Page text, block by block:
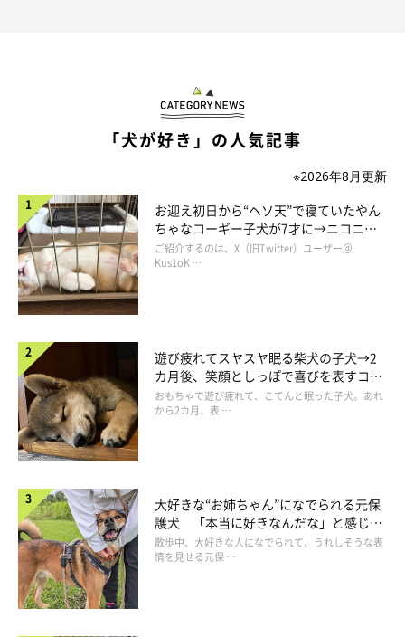
マロたんを抱えてその上からお布団を被せ、「だいじょうぶ〜こ
わくない〜♪」とオリジナルソングを歌いながらトントンして落
ち着かせています。なので、飼い主に乗っかると安心することを
そんな可愛いマロたんと寒すぎる今年の冬をどうにか乗り切るべ
く、北海道在住の友人が「ぬくい！」と絶賛している毛布を購入
してみました。「あたたかい〜♪」でおなじみのアレです。ほん
とにめっちゃぬくい！ぬくいのですが…毛皮を着ているマロたん
には暑いようで一緒に寝てくれなくなりました(๑´0`๑)
「犬が好き」の人気記事
※2026年8月更新
お迎え初日から“ヘソ天”で寝ていたやん
ちゃなコーギー子犬が7才に→ニコニ
コ“コーギースマイル”が魅力のコに成
長！
ご紹介するのは、X（旧Twitter）ユーザー＠
Kus1oK …
遊び疲れてスヤスヤ眠る柴犬の子犬→2
カ月後、笑顔としっぽで喜びを表すコに
成長！
おもちゃで遊び疲れて、こてんと眠った子犬。あれ
から2カ月、表 …
大好きな“お姉ちゃん”になでられる元保
護犬 「本当に好きなんだな」と感じる
表情にほっこり
散歩中、大好きな人になでられて、うれしそうな表
情を見せる元保 …